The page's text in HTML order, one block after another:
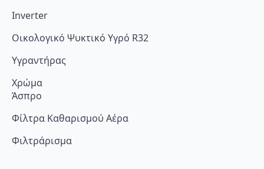
Inverter
Οικολογικό Ψυκτικό Υγρό R32
Υγραντήρας
Χρώμα
Άσπρο
Φίλτρα Καθαρισμού Αέρα
Φιλτράρισμα